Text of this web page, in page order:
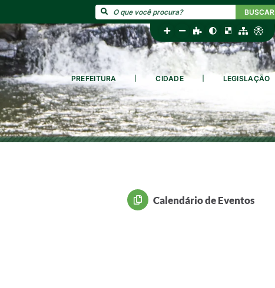
BUSCAR
PREFEITURA CIDADE LEGISLAÇÃO
Calendário de Eventos